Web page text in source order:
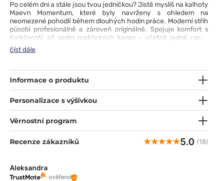
Po celém dni a stále jsou tvou jedničkou? Jistě myslíš na kalhoty
Maevn Momentum, které byly navrženy s ohledem na
neomezené pohodlí během dlouhých hodin práce. Moderní střih
působí profesionálně a zároveň originálně. Spojuje komfort s
funkčností: až sedm praktických kapes – včetně jedné cargo
kapsy na zip, pletený pas se stahovací šňůrkou a mírně
rozšířené nohavice s rozparkem u kotníku zajišťují dokonalé
technologií odvádění vlhkosti poskytuje tepelný komfort, který
oceníš zejména během náročného pracovního dne.
číst dále
Informace o produktu
Personalizace s výšivkou
Věrnostní program
Recenze zákazníků 5.0 (18)
Aleksandra
ověřeno